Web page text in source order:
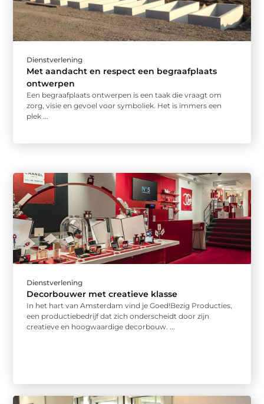
Dienstverlening
Met aandacht en respect een begraafplaats
ontwerpen
Een begraafplaats ontwerpen is een taak die vraagt om
zorg, visie en gevoel voor symboliek. Het is immers een
plek ...
Dienstverlening
Decorbouwer met creatieve klasse
In het hart van Amsterdam vind je Goed!Bezig Producties,
een productiebedrijf dat zich onderscheidt door zijn
creatieve en hoogwaardige decorbouw. ...